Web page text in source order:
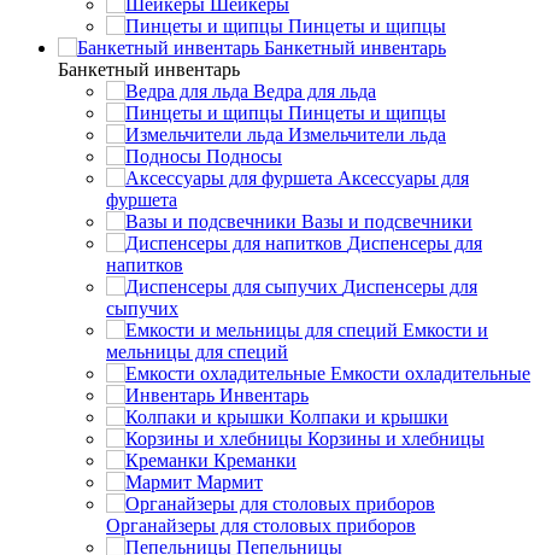
Пинцеты и щипцы
Банкетный инвентарь
Банкетный инвентарь
Ведра для льда
Пинцеты и щипцы
Измельчители льда
Подносы
Аксессуары для
фуршета
Вазы и подсвечники
Диспенсеры для
напитков
Диспенсеры для
сыпучих
Емкости и
мельницы для специй
Емкости охладительные
Инвентарь
Колпаки и крышки
Корзины и хлебницы
Креманки
Мармит
Органайзеры для столовых приборов
Пепельницы